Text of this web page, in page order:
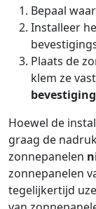
Bepaal
Installeer
Plaats de
klem ze
Hoewel de
graag de
zonnepanelen
zonnepanelen
tegelijkertijd